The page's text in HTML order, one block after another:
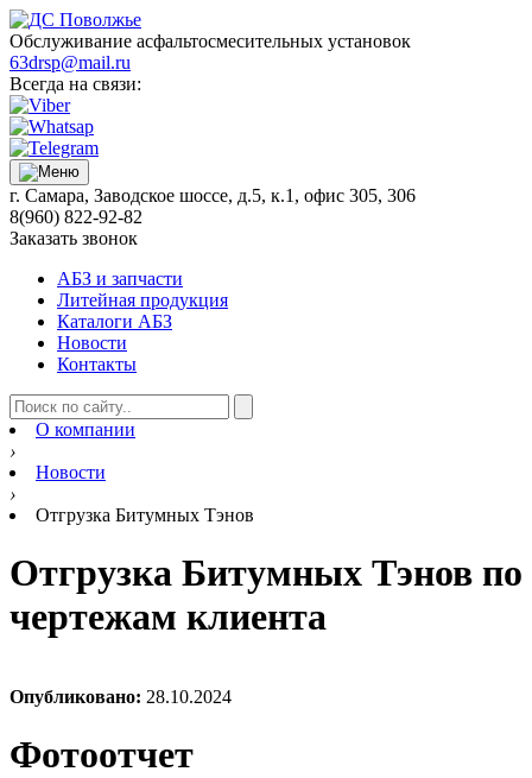
Обслуживание асфальтосмесительных установок
63drsp@mail.ru
Всегда на связи:
г. Самара, Заводское шоссе, д.5, к.1, офис 305, 306
8(960) 822-92-82
Заказать звонок
АБЗ и запчасти
Литейная продукция
Каталоги АБЗ
Новости
Контакты
О компании
›
Новости
›
Отгрузка Битумных Тэнов
Отгрузка Битумных Тэнов по
чертежам клиента
Опубликовано: 28.10.2024
Фотоотчет